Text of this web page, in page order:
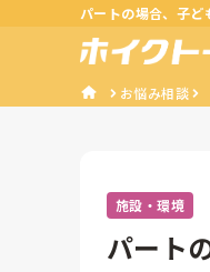
パートの場合、子ど
お悩み相談
施設・環境
パート